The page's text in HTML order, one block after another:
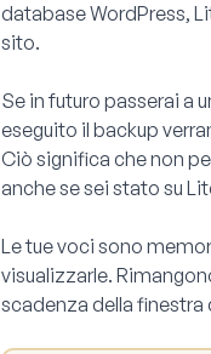
database WordPress,
sito.
Se in futuro passerai a
eseguito il backup
Ciò significa che non
anche se sei stato su
Le tue voci sono
visualizzarle.
scadenza della finestra